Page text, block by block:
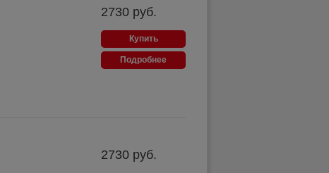
2730 руб.
Купить
Подробнее
2730 руб.